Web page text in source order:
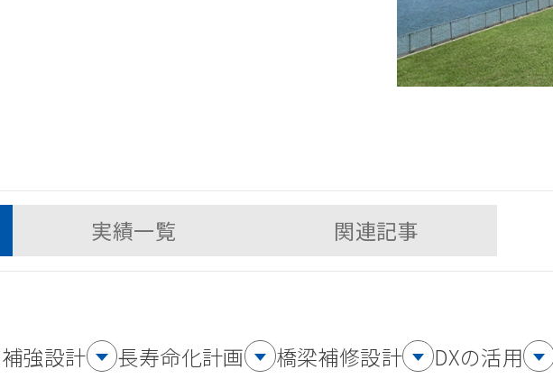
実績一覧 関連記事
強設計 長寿命化計画 橋梁補修設計 DXの活用